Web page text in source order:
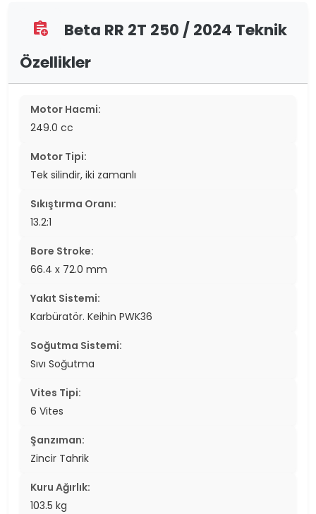
assignment_add
Beta RR 2T 250 / 2024 Teknik
Özellikler
Motor Hacmi:
249.0 cc
Motor Tipi:
Tek silindir, iki zamanlı
Sıkıştırma Oranı:
13.2:1
Bore Stroke:
66.4 x 72.0 mm
Yakıt Sistemi:
Karbüratör. Keihin PWK36
Soğutma Sistemi:
Sıvı Soğutma
Vites Tipi:
6 Vites
Şanzıman:
Zincir Tahrik
Kuru Ağırlık:
103.5 kg